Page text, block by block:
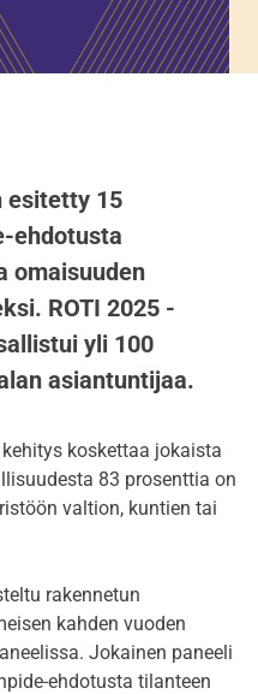
esitetty 15
ehdotusta
omaisuuden
ROTI 2025 -
yli 100
asiantuntijaa.
koskettaa jokaista
83 prosenttia on
valtion, kuntien tai
rakennetun
kahden vuoden
Jokainen paneeli
ehdotusta tilanteen